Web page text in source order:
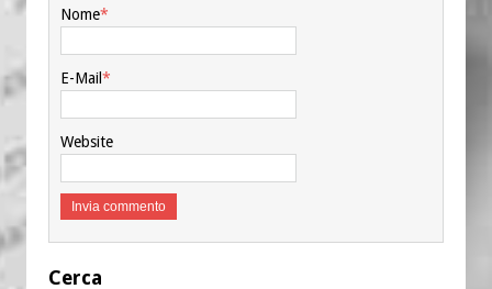
Nome*
E-Mail*
Website
Cerca